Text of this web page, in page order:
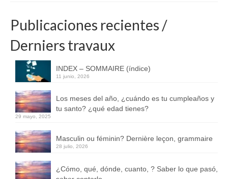
Publicaciones recientes /
Derniers travaux
INDEX – SOMMAIRE (índice)
11 junio, 2026
Los meses del año, ¿cuándo es tu cumpleaños y
tu santo? ¿qué edad tienes?
29 mayo, 2025
Masculin ou féminin? Dernière leçon, grammaire
28 julio, 2026
¿Cómo, qué, dónde, cuanto, ? Saber lo que pasó,